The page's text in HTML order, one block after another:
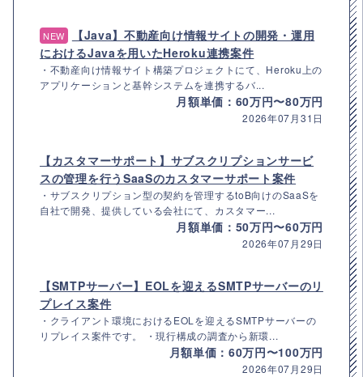
NEW
【Java】不動産向け情報サイトの開発・運用
におけるJavaを用いたHeroku連携案件
・不動産向け情報サイト構築プロジェクトにて、Heroku上の
アプリケーションと基幹システムを連携するバ...
月額単価：60万円〜80万円
2026年07月31日
【カスタマーサポート】サブスクリプションサービ
スの管理を行うSaaSのカスタマーサポート案件
・サブスクリプション型の契約を管理するtoB向けのSaaSを
自社で開発、提供している会社にて、カスタマー...
月額単価：50万円〜60万円
2026年07月29日
【SMTPサーバー】EOLを迎えるSMTPサーバーのリ
プレイス案件
・クライアント環境におけるEOLを迎えるSMTPサーバーの
リプレイス案件です。 ・現行構成の調査から新環...
月額単価：60万円〜100万円
2026年07月29日